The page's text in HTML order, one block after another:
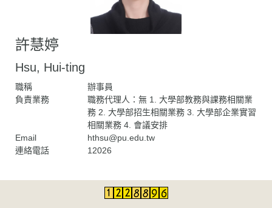
許慧婷
Hsu, Hui-ting
職稱
辦事員
負責業務
職務代理人：無 1. 大學部教務與課務相關業
務 2. 大學部招生相關業務 3. 大學部企業實習
相關業務 4. 會議安排
Email
hthsu@pu.edu.tw
連絡電話
12026